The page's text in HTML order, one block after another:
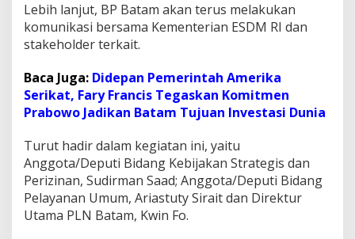
a
n
a
n
Lebih lanjut, BP Batam akan terus melakukan
komunikasi bersama Kementerian ESDM RI dan
stakeholder terkait.
Baca Juga: Didepan Pemerintah Amerika
Serikat, Fary Francis Tegaskan Komitmen
Prabowo Jadikan Batam Tujuan Investasi Dunia
Turut hadir dalam kegiatan ini, yaitu
Anggota/Deputi Bidang Kebijakan Strategis dan
Perizinan, Sudirman Saad; Anggota/Deputi Bidang
Pelayanan Umum, Ariastuty Sirait dan Direktur
Utama PLN Batam, Kwin Fo.